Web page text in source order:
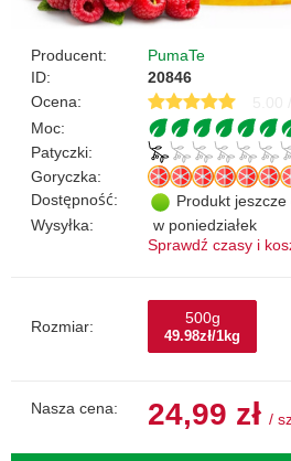
Producent:
PumaTe
ID:
20846
Ocena:
Moc:
Patyczki:
Goryczka:
Dostępność:
Produkt
Wysyłka:
w poniedziałek
Sprawdź czasy i
Rozmiar: 500g
49.98zł/1kg
Nasza cena: 24,99 zł /